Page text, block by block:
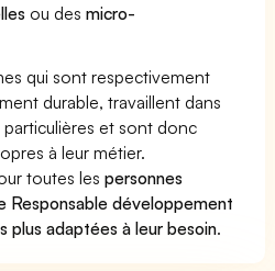
ou desmicro-
qui sont respectivement
durable, travaillent dans
et sont donc
à leur métier.
toutes lespersonnes
Responsable développement
plus adaptées à leur besoin.